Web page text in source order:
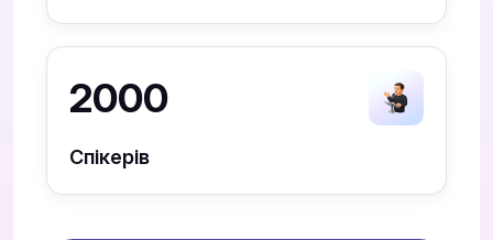
2000
Спікерів